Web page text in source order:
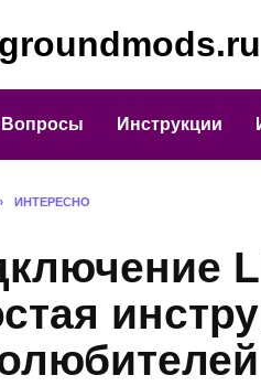
Вопросы Инструкции
ИНТЕРЕСНО